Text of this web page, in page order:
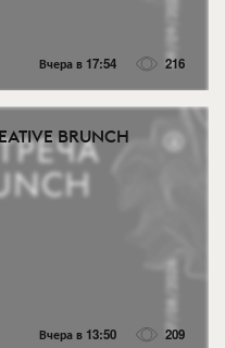
Вчера в 17:54 216
BRUNCH
Вчера в 13:50 209